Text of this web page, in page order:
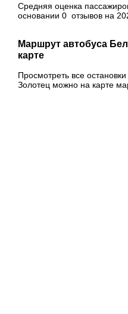
Средняя оценка
основании 0 отзывов на
Маршрут автобуса
карте
Просмотреть все
Золотец можно на карте